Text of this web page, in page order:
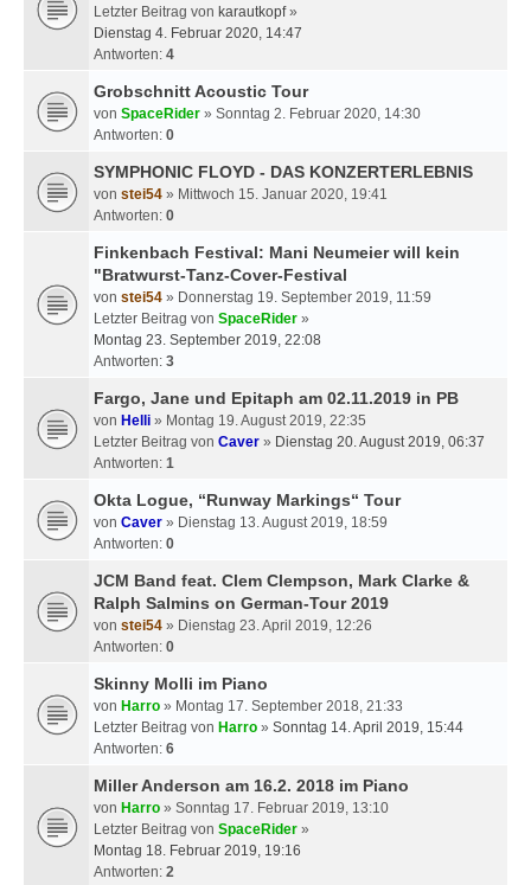
Letzter Beitrag von karautkopf»
Dienstag 4. Februar 2020, 14:47
Antworten: 4
Grobschnitt Acoustic Tour
von SpaceRider » Sonntag 2. Februar 2020, 14:30
Antworten: 0
SYMPHONIC FLOYD - DAS KONZERTERLEBNIS
von stei54 » Mittwoch 15. Januar 2020, 19:41
Antworten: 0
Finkenbach Festival: Mani Neumeier will kein
"Bratwurst-Tanz-Cover-Festival
von stei54 » Donnerstag 19. September 2019, 11:59
Letzter Beitrag von SpaceRider »
Montag 23. September 2019, 22:08
Antworten: 3
Fargo, Jane und Epitaph am 02.11.2019 in PB
von Helli » Montag 19. August 2019, 22:35
Letzter Beitrag von Caver » Dienstag 20. August 2019, 06:37
Antworten: 1
Okta Logue, “Runway Markings“ Tour
von Caver » Dienstag 13. August 2019, 18:59
Antworten: 0
JCM Band feat. Clem Clempson, Mark Clarke &
Ralph Salmins on German-Tour 2019
von stei54 » Dienstag 23. April 2019, 12:26
Antworten: 0
Skinny Molli im Piano
von Harro » Montag 17. September 2018, 21:33
Letzter Beitrag von Harro » Sonntag 14. April 2019, 15:44
Antworten: 6
Miller Anderson am 16.2. 2018 im Piano
von Harro » Sonntag 17. Februar 2019, 13:10
Letzter Beitrag von SpaceRider »
Montag 18. Februar 2019, 19:16
Antworten: 2